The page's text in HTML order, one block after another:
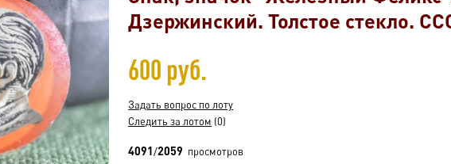
Дзержинский. Толстое стекло.
600 руб.
Задать вопрос по лоту
Следить за лотом (0)
4091/2059 просмотров